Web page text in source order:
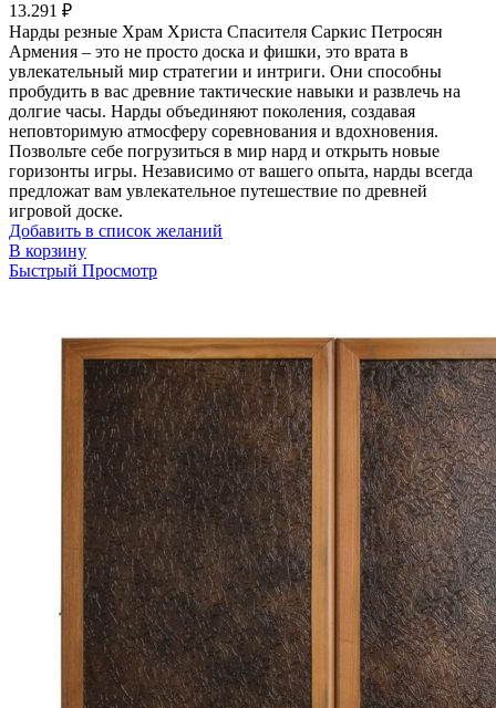
13.291 ₽
Нарды резные Храм Христа Спасителя Саркис Петросян
Армения – это не просто доска и фишки, это врата в
увлекательный мир стратегии и интриги. Они способны
пробудить в вас древние тактические навыки и развлечь на
долгие часы. Нарды объединяют поколения, создавая
неповторимую атмосферу соревнования и вдохновения.
Позвольте себе погрузиться в мир нард и открыть новые
горизонты игры. Независимо от вашего опыта, нарды всегда
предложат вам увлекательное путешествие по древней
игровой доске.
Добавить в список желаний
В корзину
Быстрый Просмотр